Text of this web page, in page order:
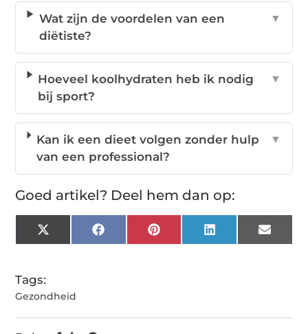
Wat zijn de voordelen van een
diëtiste?
▼
Hoeveel koolhydraten heb ik nodig
bij sport?
▼
Kan ik een dieet volgen zonder hulp
van een professional?
▼
Goed artikel? Deel hem dan op:
X
(Twitter)
FacebookPinterest LinkedIn Email
Tags:
Gezondheid